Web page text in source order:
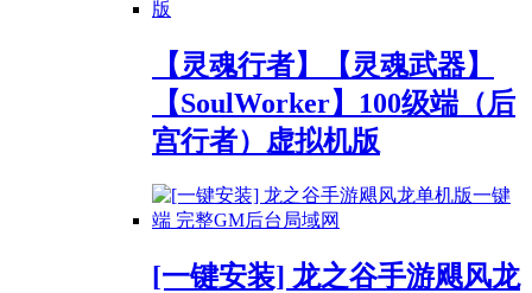
【灵魂行者】【灵魂武器】
【SoulWorker】100级端（后
宫行者）虚拟机版
[一键安装] 龙之谷手游飓风龙